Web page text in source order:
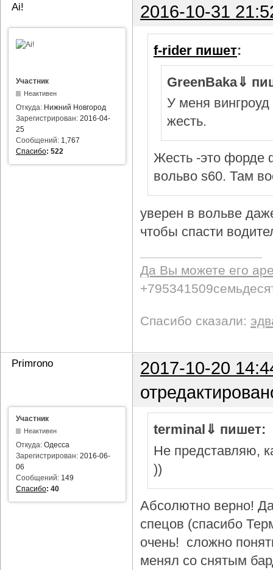
Ai! 2016-10-31
Участник
Неактивен
Откуда: Нижний Новгород
Зарегистрирован: 2016-04-
25
Сообщений: 1,767
Спасибо: 522
f-rider пишет:
GreenBaka⇓
У меня вингроуд
жесть.
Жесть -это форде
вольво s60. Там
уверен в вольве
чтобы спасти
Да Вы можете его
Спасибо сказали:
Primrono
2017-10-20
Участник
Неактивен
Откуда: Одесса
Зарегистрирован: 2016-06-
06
Сообщений: 149
Спасибо: 40
terminal⇓ пишет:
Не представляю,
))
Абсолютно верно!
спецов (спасибо
очень! сложно
менял со снятым